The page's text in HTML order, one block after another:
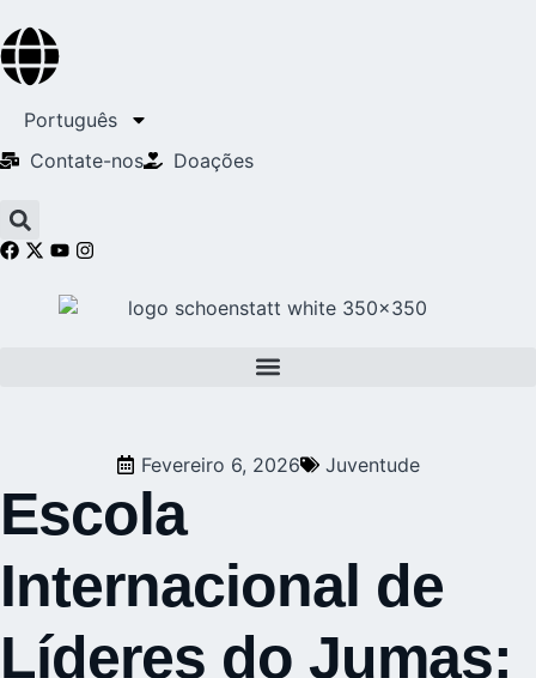
Português
Contate-nos
Doações
Fevereiro 6, 2026 Juventude
Escola
Internacional de
Líderes do Jumas: